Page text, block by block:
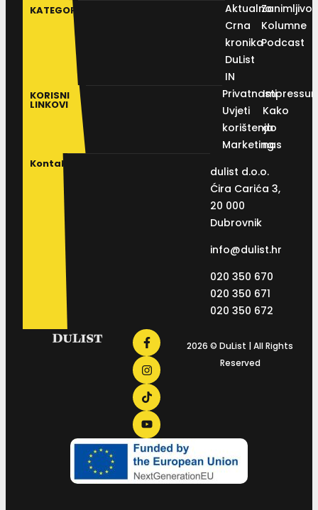
KATEGORIJE
Aktualno
Crna
kronika
DuList
IN
Kolumne
Podcast
KORISNI
LINKOVI
Privatnosti
Uvjeti
korištenja
Marketing
Kako
do
nas
Kontakt
dulist d.o.o.
Ćira Carića 3,
20 000
Dubrovnik
info@dulist.hr
020 350 670
020 350 671
020 350 672
2026 © DuList | All Rights
Reserved